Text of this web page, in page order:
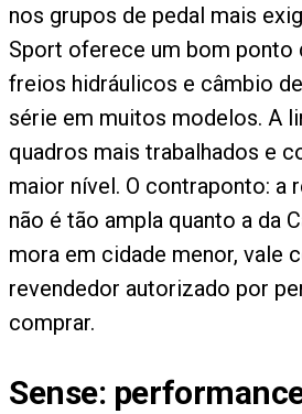
nos grupos de pedal mais
Sport oferece um bom ponto
freios hidráulicos e câmbio
série em muitos modelos. A
quadros mais trabalhados e
maior nível. O contraponto: a
não é tão ampla quanto a da
mora em cidade menor, vale
revendedor autorizado por
comprar.
Sense: